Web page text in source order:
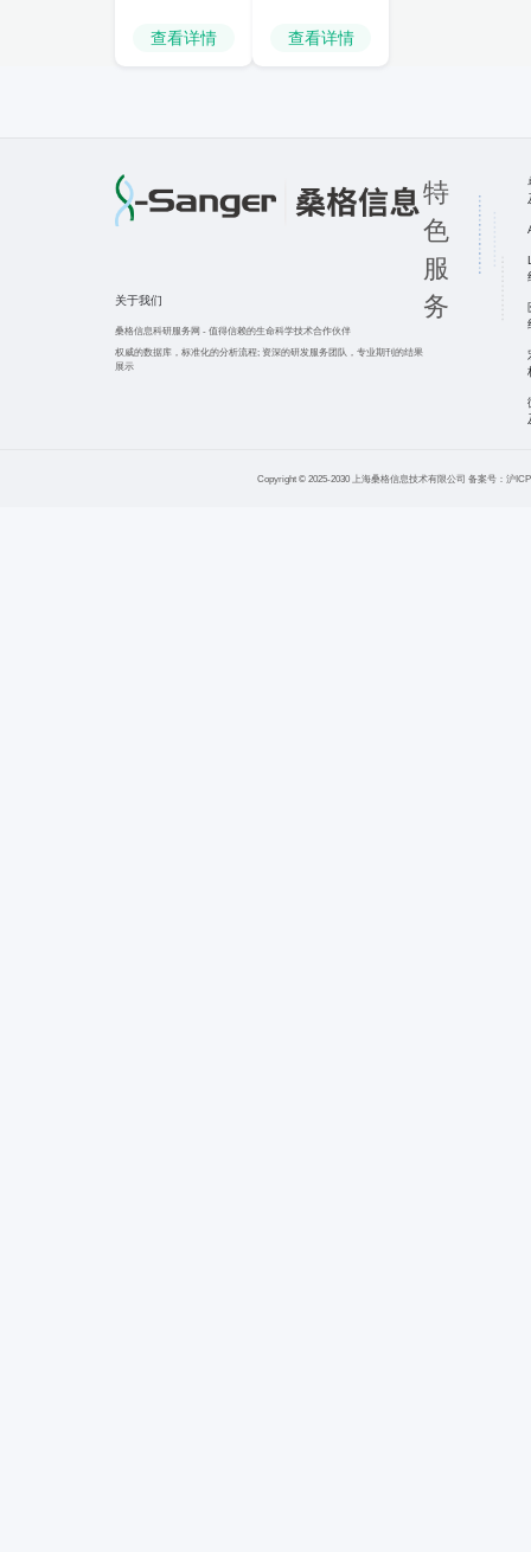
查看详情 查看详情
关于我们
桑格信息科研服务网 - 值得信赖的生命科学技术合作伙伴
权威的数据库，标准化的分析流程; 资深的研发服务团队，专业期刊的结果
展示
特
色
服
务
Copyright © 2025-2030 上海桑格信息技术有限公司 备案号：沪